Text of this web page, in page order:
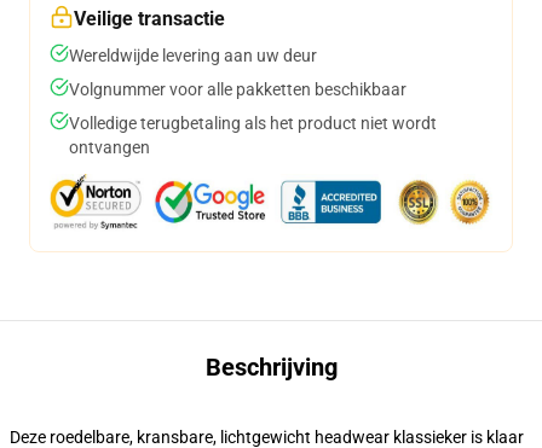
Veilige transactie
Wereldwijde levering aan uw deur
Volgnummer voor alle pakketten beschikbaar
Volledige terugbetaling als het product niet wordt
ontvangen
Beschrijving
Deze roedelbare, kransbare, lichtgewicht headwear klassieker is klaar